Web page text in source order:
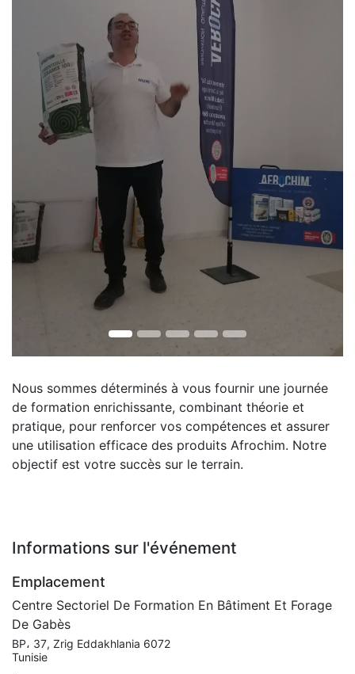
Nous sommes déterminés à vous fournir une journée
de formation enrichissante, combinant théorie et
pratique, pour renforcer vos compétences et assurer
une utilisation efficace des produits Afrochim. Notre
objectif est votre succès sur le terrain.
Informations sur l'événement
Emplacement
Centre Sectoriel De Formation En Bâtiment Et Forage
De Gabès
BP، 37, Zrig Eddakhlania 6072
Tunisie